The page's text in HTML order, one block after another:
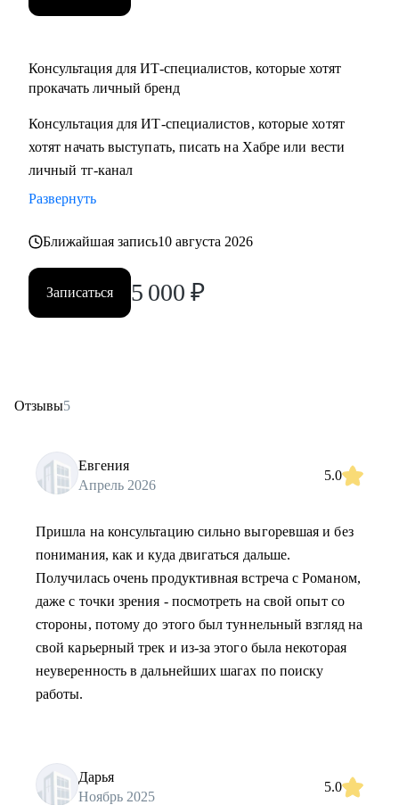
Консультация для ИТ-специалистов, которые хотят
прокачать личный бренд
Консультация для ИТ-специалистов, которые хотят
хотят начать выступать, писать на Хабре или вести
личный тг-канал
Развернуть
Ближайшая запись10 августа 2026
Записаться 5 000 ₽
Отзывы5
Евгения
Апрель 2026
5.0
Пришла на консультацию сильно выгоревшая и без
понимания, как и куда двигаться дальше.
Получилась очень продуктивная встреча с Романом,
даже с точки зрения - посмотреть на свой опыт со
стороны, потому до этого был туннельный взгляд на
свой карьерный трек и из-за этого была некоторая
неуверенность в дальнейших шагах по поиску
работы.
Дарья
Ноябрь 2025
5.0